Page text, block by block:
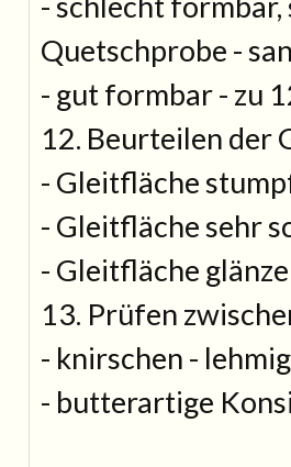
Quetschprobe -
- gut formbar - zu
12. Beurteilen der
- Gleitfläche
- Gleitfläche sehr
- Gleitfläche
13. Prüfen
- knirschen -
- butterartige